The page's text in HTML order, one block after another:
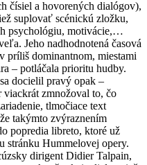
čísiel a hovorených dialógov),
suplovať scénickú zložku,
psychológiu, motivácie,…
Jeho nadhodnotená časová
príliš dominantnom, miestami
– potláčala prioritu hudby.
docielil pravý opak –
viackrát zmnožoval to, čo
tlmočiace text
takýmto zvýraznením
popredia libreto, ktoré už
stránku Hummelovej opery.
dirigent Didier Talpain,